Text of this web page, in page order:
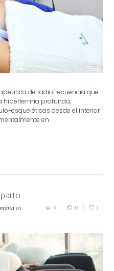
de radiofrecuencia que
hipertermia profunda,
esqueléticas desde el interior
en
in
0 0 1